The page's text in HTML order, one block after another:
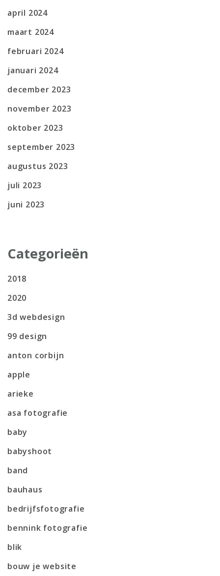
april 2024
maart 2024
februari 2024
januari 2024
december 2023
november 2023
oktober 2023
september 2023
augustus 2023
juli 2023
juni 2023
Categorieën
2018
2020
3d webdesign
99 design
anton corbijn
apple
arieke
asa fotografie
baby
babyshoot
band
bauhaus
bedrijfsfotografie
bennink fotografie
blik
bouw je website